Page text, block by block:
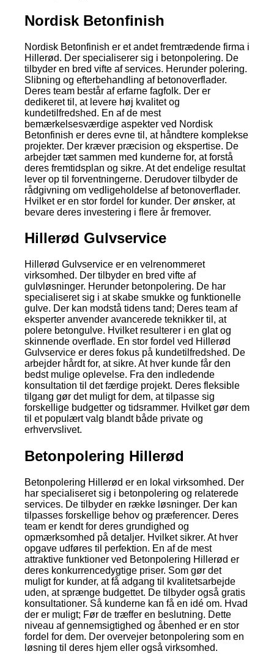
Nordisk Betonfinish
Nordisk Betonfinish er et andet fremtrædende firma i
Hillerød. Der specialiserer sig i betonpolering. De
tilbyder en bred vifte af services. Herunder polering.
Slibning og efterbehandling af betonoverflader.
Deres team består af erfarne fagfolk. Der er
dedikeret til, at levere høj kvalitet og
kundetilfredshed. En af de mest
bemærkelsesværdige aspekter ved Nordisk
Betonfinish er deres evne til, at håndtere komplekse
projekter. Der kræver præcision og ekspertise. De
arbejder tæt sammen med kunderne for, at forstå
deres fremtidsplan og sikre. At det endelige resultat
lever op til forventningerne. Derudover tilbyder de
rådgivning om vedligeholdelse af betonoverflader.
Hvilket er en stor fordel for kunder. Der ønsker, at
bevare deres investering i flere år fremover.
Hillerød Gulvservice
Hillerød Gulvservice er en velrenommeret
virksomhed. Der tilbyder en bred vifte af
gulvløsninger. Herunder betonpolering. De har
specialiseret sig i at skabe smukke og funktionelle
gulve. Der kan modstå tidens tand; Deres team af
eksperter anvender avancerede teknikker til, at
polere betongulve. Hvilket resulterer i en glat og
skinnende overflade. En stor fordel ved Hillerød
Gulvservice er deres fokus på kundetilfredshed. De
arbejder hårdt for, at sikre. At hver kunde får den
bedst mulige oplevelse. Fra den indledende
konsultation til det færdige projekt. Deres fleksible
tilgang gør det muligt for dem, at tilpasse sig
forskellige budgetter og tidsrammer. Hvilket gør dem
til et populært valg blandt både private og
erhvervslivet.
Betonpolering Hillerød
Betonpolering Hillerød er en lokal virksomhed. Der
har specialiseret sig i betonpolering og relaterede
services. De tilbyder en række løsninger. Der kan
tilpasses forskellige behov og præferencer. Deres
team er kendt for deres grundighed og
opmærksomhed på detaljer. Hvilket sikrer. At hver
opgave udføres til perfektion. En af de mest
attraktive funktioner ved Betonpolering Hillerød er
deres konkurrencedygtige priser. Som gør det
muligt for kunder, at få adgang til kvalitetsarbejde
uden, at sprænge budgettet. De tilbyder også gratis
konsultationer. Så kunderne kan få en idé om. Hvad
der er muligt; Før de træffer en beslutning. Dette
niveau af gennemsigtighed og åbenhed er en stor
fordel for dem. Der overvejer betonpolering som en
løsning til deres hjem eller også virksomhed.